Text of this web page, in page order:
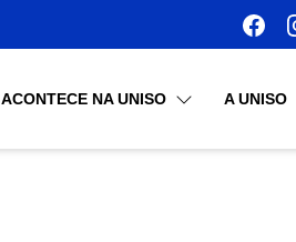
ACONTECE NA UNISO A UNISO